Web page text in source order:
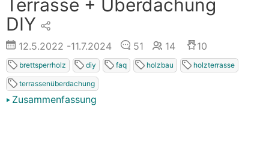
Terrasse + Überdachung
DIY
12.5.2022 -11.7.2024 51 14 10
brettsperrholz diy faq holzbau holzterrasse
terrassenüberdachung
Zusammenfassung